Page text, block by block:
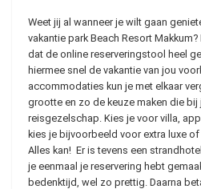
Weet jij al wanneer je wilt gaan
vakantie park Beach Resort
dat de online reserveringstool heel
hiermee snel de vakantie van jou
accommodaties kun je met elkaar
grootte en zo de keuze maken die bij
reisgezelschap. Kies je voor villa,
kies je bijvoorbeeld voor extra luxe
Alles kan! Er is tevens een
je eenmaal je reservering hebt
bedenktijd, wel zo prettig. Daarna